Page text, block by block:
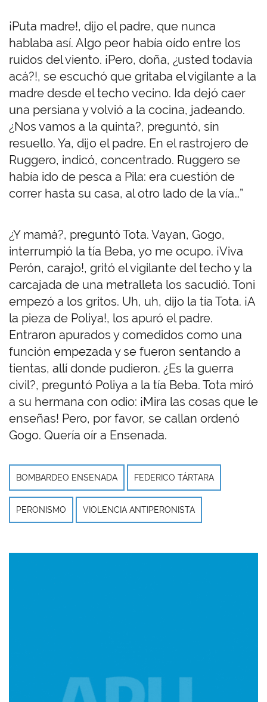
¡Puta madre!, dijo el padre, que nunca
hablaba así. Algo peor había oído entre los
ruidos del viento. ¡Pero, doña, ¿usted todavía
acá?!, se escuchó que gritaba el vigilante a la
madre desde el techo vecino. Ida dejó caer
una persiana y volvió a la cocina, jadeando.
¿Nos vamos a la quinta?, preguntó, sin
resuello. Ya, dijo el padre. En el rastrojero de
Ruggero, indicó, concentrado. Ruggero se
había ido de pesca a Pila: era cuestión de
correr hasta su casa, al otro lado de la vía…”
¿Y mamá?, preguntó Tota. Vayan, Gogo,
interrumpió la tía Beba, yo me ocupo. ¡Viva
Perón, carajo!, gritó el vigilante del techo y la
carcajada de una metralleta los sacudió. Toni
empezó a los gritos. Uh, uh, dijo la tía Tota. ¡A
la pieza de Poliya!, los apuró el padre.
Entraron apurados y comedidos como una
función empezada y se fueron sentando a
tientas, allí donde pudieron. ¿Es la guerra
civil?, preguntó Poliya a la tía Beba. Tota miró
a su hermana con odio: ¡Mira las cosas que le
enseñas! Pero, por favor, se callan ordenó
Gogo. Quería oír a Ensenada.
BOMBARDEO ENSENADA FEDERICO TÁRTARA
PERONISMO VIOLENCIA ANTIPERONISTA